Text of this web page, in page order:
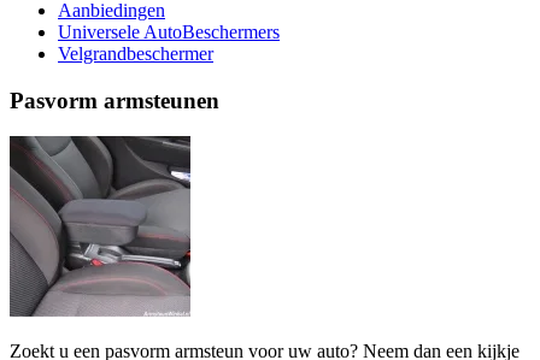
Aanbiedingen
Universele AutoBeschermers
Velgrandbeschermer
Pasvorm armsteunen
Zoekt u een pasvorm armsteun voor uw auto? Neem dan een kijkje